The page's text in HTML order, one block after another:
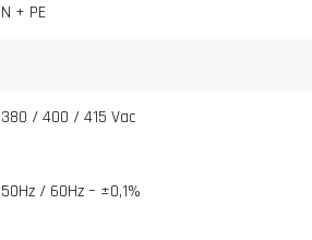
N + PE
380 / 400 / 415 Vac
50Hz / 60Hz – ±0,1%